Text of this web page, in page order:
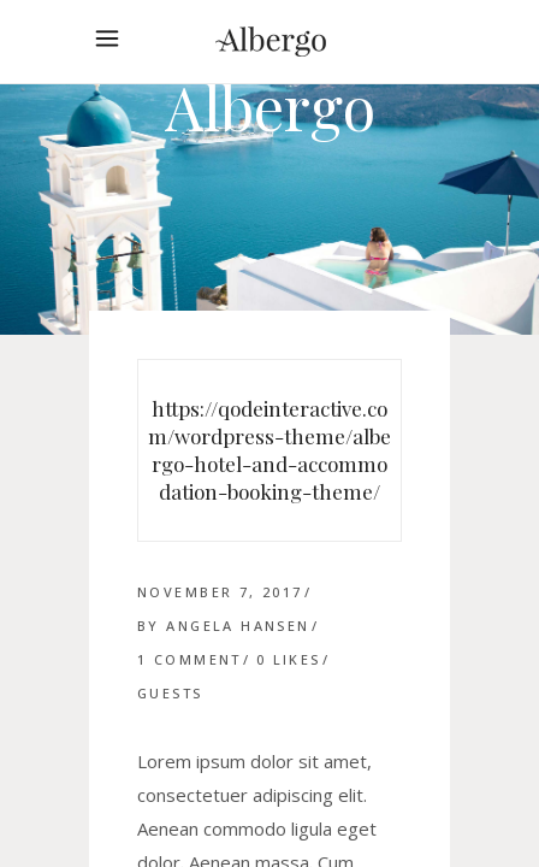
Albergo
https://qodeinteractive.co
m/wordpress-theme/albe
rgo-hotel-and-accommo
dation-booking-theme/
NOVEMBER 7, 2017
BYANGELA HANSEN
1 COMMENT
0 LIKES
GUESTS
Lorem ipsum dolor sit amet,
consectetuer adipiscing elit.
Aenean commodo ligula eget
dolor. Aenean massa. Cum